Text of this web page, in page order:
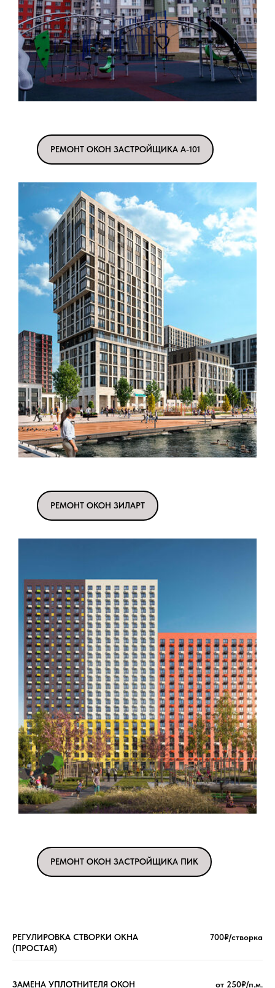
РЕМОНТ ОКОН ЗАСТРОЙЩИКА А-101
РЕМОНТ ОКОН ЗИЛАРТ
РЕМОНТ ОКОН ЗАСТРОЙЩИКА ПИК
РЕГУЛИРОВКА СТВОРКИ ОКНА
(ПРОСТАЯ)
700₽/створка
ЗАМЕНА УПЛОТНИТЕЛЯ ОКОН от 250₽/п.м.